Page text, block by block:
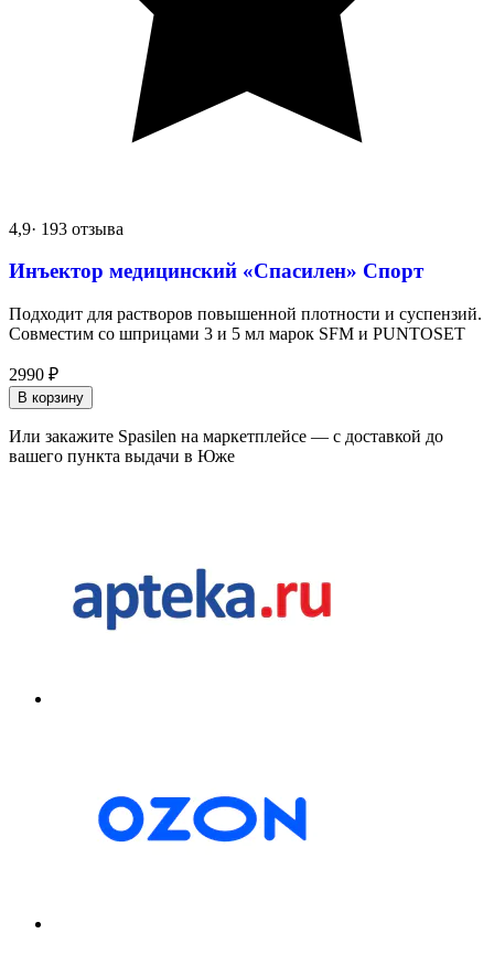
4,9· 193 отзыва
Инъектор медицинский «Спасилен» Спорт
Подходит для растворов повышенной плотности и суспензий.
Совместим со шприцами 3 и 5 мл марок SFM и PUNTOSET
2990 ₽
В корзину
Или закажите Spasilen на маркетплейсе — с доставкой до
вашего пункта выдачи в Юже